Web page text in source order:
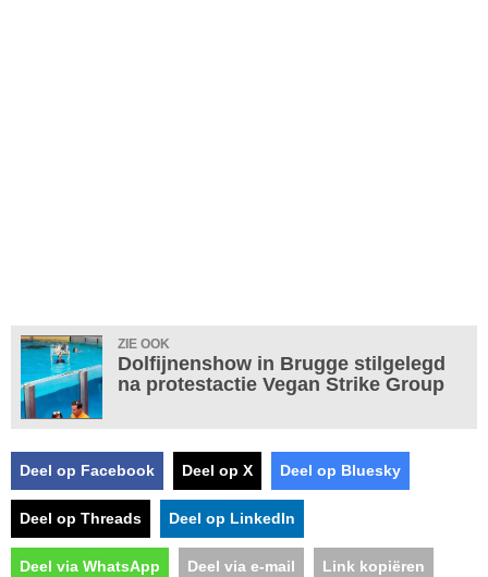
ZIE OOK
Dolfijnenshow in Brugge stilgelegd
na protestactie Vegan Strike Group
Deel op Facebook Deel op X Deel op Bluesky
Deel op Threads Deel op LinkedIn
Deel via WhatsApp Deel via e-mail Link kopiëren